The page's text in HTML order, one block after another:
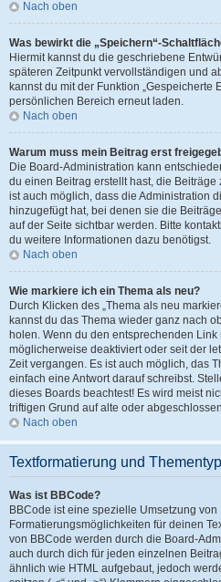
Nach oben
Was bewirkt die „Speichern“-
Hiermit kannst du die geschriebene
späteren Zeitpunkt vervollständigen und
kannst du mit der Funktion „Gespeicherte
persönlichen Bereich erneut laden.
Nach oben
Warum muss mein Beitrag erst
Die Board-Administration kann
du einen Beitrag erstellt hast, die
ist auch möglich, dass die Administration
hinzugefügt hat, bei denen sie die
auf der Seite sichtbar werden. Bitte
du weitere Informationen dazu benötigst.
Nach oben
Wie markiere ich ein Thema als neu?
Durch Klicken des „Thema als neu
kannst du das Thema wieder ganz nach
holen. Wenn du den entsprechenden
möglicherweise deaktiviert oder seit der
Zeit vergangen. Es ist auch möglich, das
einfach eine Antwort darauf schreibst.
dieses Boards beachtest! Es wird meist
triftigen Grund auf alte oder
Nach oben
Textformatierung und
Was ist BBCode?
BBCode ist eine spezielle Umsetzung
Formatierungsmöglichkeiten für deinen
von BBCode werden durch die Board-
auch durch dich für jeden einzelnen
ähnlich wie HTML aufgebaut, jedoch